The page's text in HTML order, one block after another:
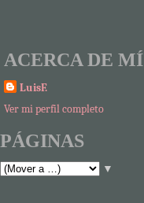
ACERCA DE MÍ
LuisF.
Ver mi perfil completo
PÁGINAS
▼